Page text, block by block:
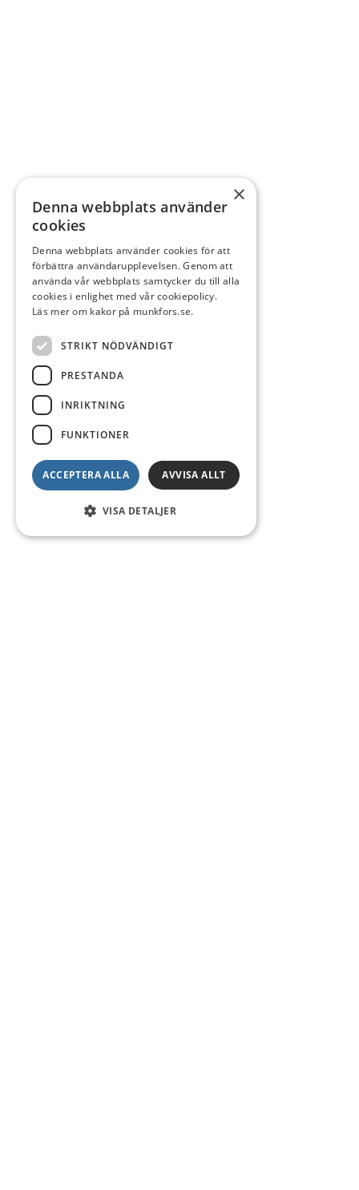
×
Denna webbplats använder
cookies
Denna webbplats använder cookies för att
förbättra användarupplevelsen. Genom att
använda vår webbplats samtycker du till alla
cookies i enlighet med vår cookiepolicy.
Läs mer om kakor på munkfors.se.
STRIKT NÖDVÄNDIGT
PRESTANDA
INRIKTNING
FUNKTIONER
ACCEPTERA ALLA AVVISA ALLT
VISA DETALJER